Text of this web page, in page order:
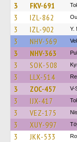
3 FKV-691
3 IZL-862
3 IZL-902 Y.
3 NHV-569
3 NHV-363
3 SOK-508
3 LLX-514
3 ZOC-457 V-
3 IJX-417
3 VEZ-175
3 XUY-997
3 JKK-533